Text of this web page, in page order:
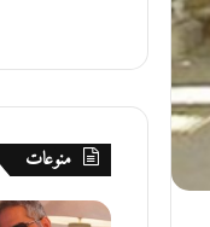
منوعات